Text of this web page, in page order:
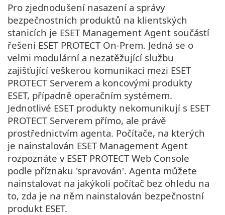
Pro zjednodušení nasazení a správy
bezpečnostních produktů na klientských
stanicích je ESET Management Agent součástí
řešení ESET PROTECT On-Prem. Jedná se o
velmi modulární a nezatěžující službu
zajišťující veškerou komunikaci mezi ESET
PROTECT Serverem a koncovými produkty
ESET, případně operačním systémem.
Jednotlivé ESET produkty nekomunikují s ESET
PROTECT Serverem přímo, ale právě
prostřednictvím agenta. Počítače, na kterých
je nainstalován ESET Management Agent
rozpoznáte v ESET PROTECT Web Console
podle příznaku 'spravován'. Agenta můžete
nainstalovat na jakýkoli počítač bez ohledu na
to, zda je na něm nainstalován bezpečnostní
produkt ESET.